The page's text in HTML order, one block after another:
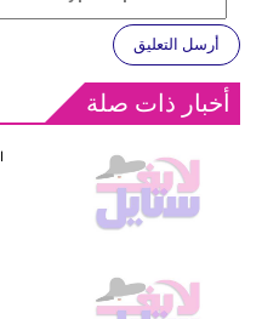
أرسل التعليق
أخبار ذات صلة